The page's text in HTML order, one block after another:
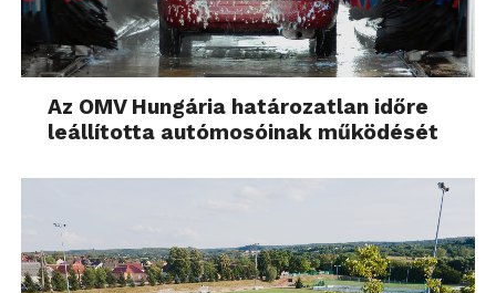
Az OMV Hungária határozatlan időre
leállította autómosóinak működését